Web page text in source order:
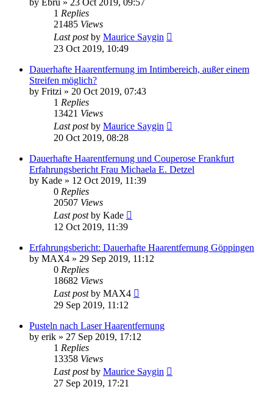
1 Replies
21485 Views
Last postby Maurice Saygin
23 Oct 2019, 10:49
Dauerhafte Haarentfernung im Intimbereich, außer einem
Streifen möglich?
by Fritzi » 20 Oct 2019, 07:43
1 Replies
13421 Views
Last postby Maurice Saygin
20 Oct 2019, 08:28
Dauerhafte Haarentfernung und Couperose Frankfurt
Erfahrungsbericht Frau Michaela E. Detzel
by Kade » 12 Oct 2019, 11:39
0 Replies
20507 Views
Last postby Kade
12 Oct 2019, 11:39
Erfahrungsbericht: Dauerhafte Haarentfernung Göppingen
by MAX4 » 29 Sep 2019, 11:12
0 Replies
18682 Views
Last postby MAX4
29 Sep 2019, 11:12
Pusteln nach Laser Haarentfernung
by erik » 27 Sep 2019, 17:12
1 Replies
13358 Views
Last postby Maurice Saygin
27 Sep 2019, 17:21